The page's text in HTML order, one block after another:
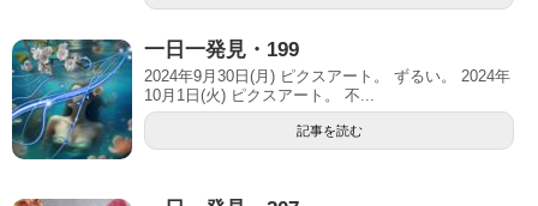
一日一発見・199
2024年9月30日(月) ピクスアート。 ずるい。 2024年
10月1日(火) ピクスアート。 不...
記事を読む